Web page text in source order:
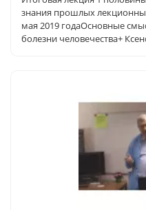
знания прошлых
мая 2019 годаОсновные
болезни человечества+